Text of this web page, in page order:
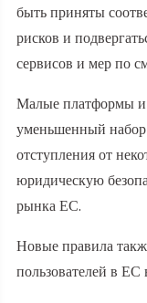
быть приняты
рисков и
сервисов и мер по
Малые платформы и
уменьшенный набор
отступления от
юридическую
рынка ЕС.
Новые правила
пользователей в